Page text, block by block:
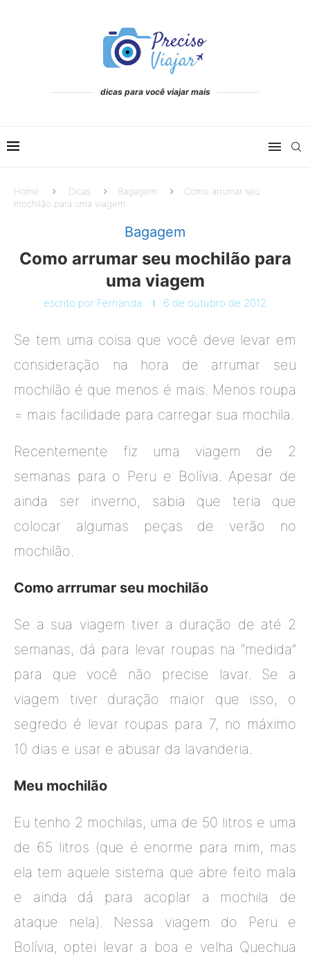
dicas para você viajar mais
Home Dicas Bagagem
Como arrumar seu
mochilão para uma viagem
Bagagem
Como arrumar seu mochilão para
uma viagem
escrito por Fernanda 6 de outubro de 2012
Se tem uma coisa que você deve levar em
consideração na hora de arrumar seu
mochilão é que menos é mais. Menos roupa
= mais facilidade para carregar sua mochila.
Recentemente fiz uma viagem de 2
semanas para o Peru e Bolívia. Apesar de
ainda ser inverno, sabia que teria que
colocar algumas peças de verão no
mochilão.
Como arrrumar seu mochilão
Se a sua viagem tiver a duração de até 2
semanas, dá para levar roupas na “medida”
para que você não precise lavar. Se a
viagem tiver duração maior que isso, o
segredo é levar roupas para 7, no máximo
10 dias e usar e abusar da lavanderia.
Meu mochilão
Eu tenho 2 mochilas, uma de 50 litros e uma
de 65 litros (que é enorme para mim, mas
ela tem aquele sistema que abre feito mala
e ainda dá para acoplar a mochila de
ataque nela). Nessa viagem do Peru e
Bolívia, optei levar a boa e velha Quechua